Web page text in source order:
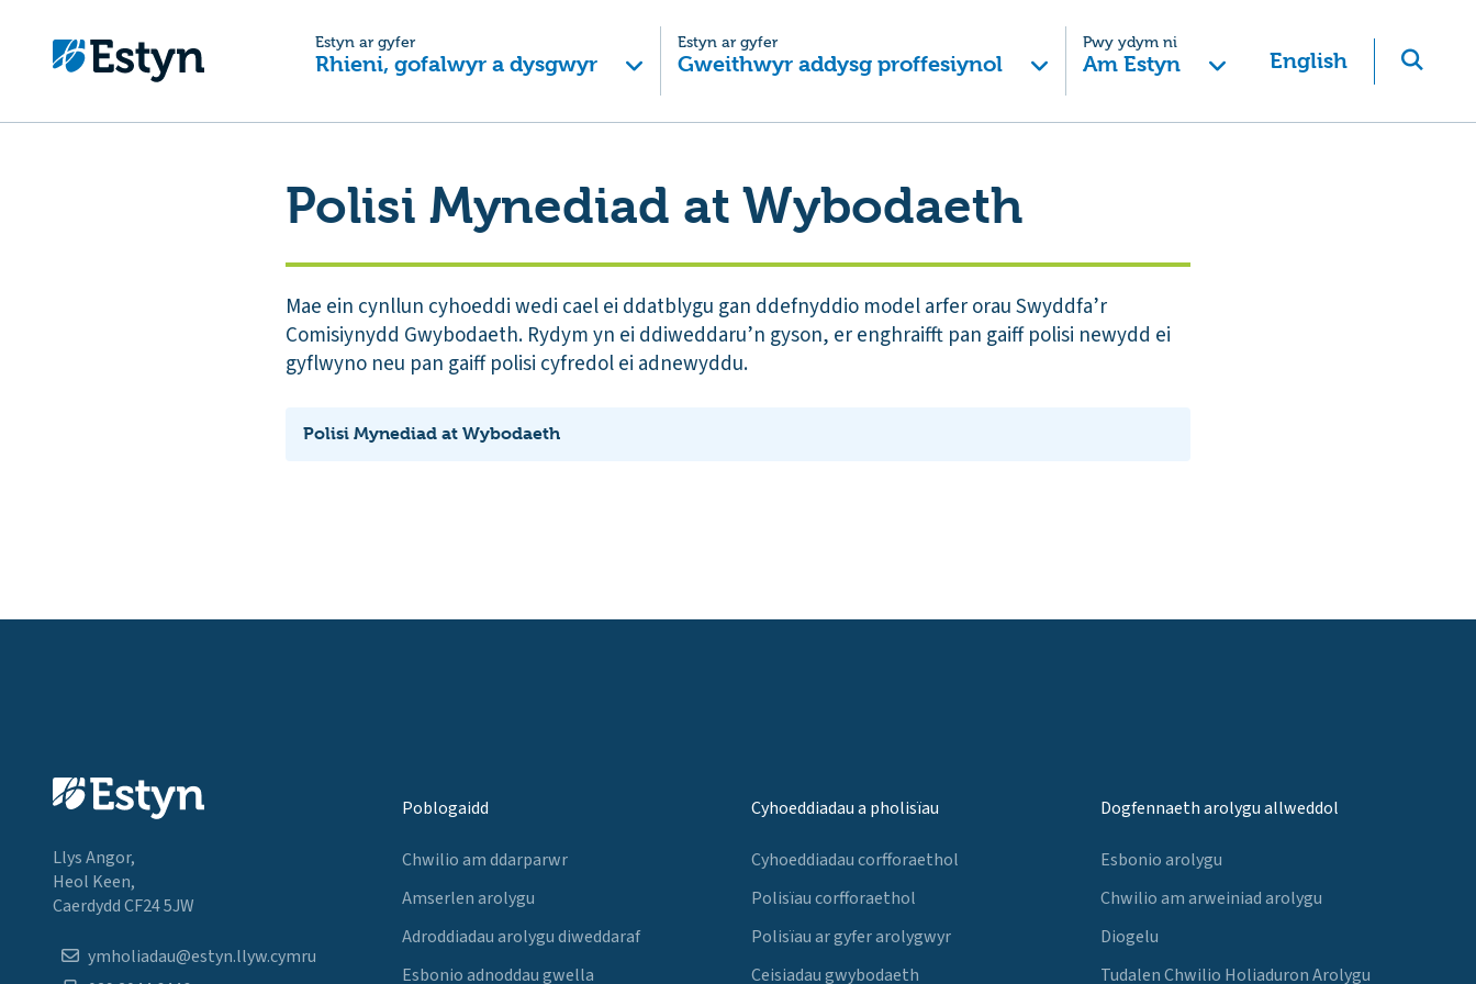
Estyn ar gyfer
Rhieni, gofalwyr a dysgwyr
Estyn ar gyfer
Gweithwyr addysg proffesiynol
Pwy ydym ni
Am Estyn English
Polisi Mynediad at Wybodaeth
Mae ein cynllun cyhoeddi wedi cael ei ddatblygu gan ddefnyddio model arfer orau Swyddfa’r
Comisiynydd Gwybodaeth. Rydym yn ei ddiweddaru’n gyson, er enghraifft pan gaiff polisi newydd ei
gyflwyno neu pan gaiff polisi cyfredol ei adnewyddu.
Polisi Mynediad at Wybodaeth
Llys Angor,
Heol Keen,
Caerdydd CF24 5JW
ymholiadau@estyn.llyw.cymru
Poblogaidd
Chwilio am ddarparwr
Amserlen arolygu
Adroddiadau arolygu diweddaraf
Esbonio adnoddau gwella
Cyhoeddiadau a pholisïau
Cyhoeddiadau corfforaethol
Polisïau corfforaethol
Polisïau ar gyfer arolygwyr
Ceisiadau gwybodaeth
Dogfennaeth arolygu allweddol
Esbonio arolygu
Chwilio am arweiniad arolygu
Diogelu
Tudalen Chwilio Holiaduron Arolygu